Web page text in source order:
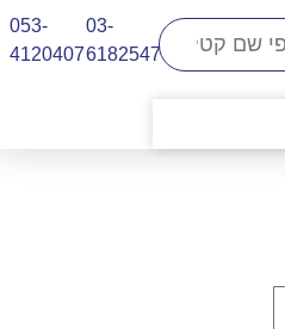
03-
6182547
053-
4120407​